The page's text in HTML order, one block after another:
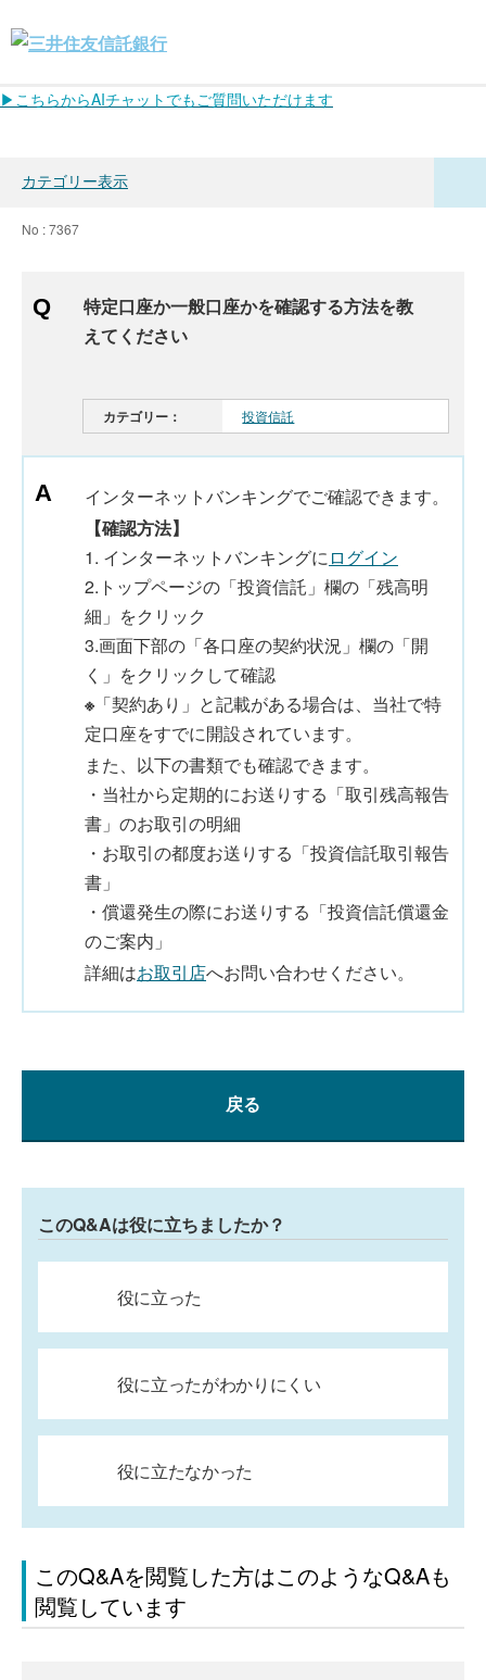
▶こちらからAIチャットでもご質問いただけます
カテゴリー表示
No : 7367
特定口座か一般口座かを確認する方法を教
えてください
カテゴリー： 投資信託
インターネットバンキングでご確認できます。
【確認方法】
1. インターネットバンキングにログイン
2.トップページの「投資信託」欄の「残高明
細」をクリック
3.画面下部の「各口座の契約状況」欄の「開
く」をクリックして確認
※ 「契約あり」と記載がある場合は、当社で特
定口座をすでに開設されています。
また、以下の書類でも確認できます。
・当社から定期的にお送りする「取引残高報告
書」のお取引の明細
・お取引の都度お送りする「投資信託取引報告
書」
・償還発生の際にお送りする「投資信託償還金
のご案内」
詳細はお取引店へお問い合わせください。
戻る
このQ&Aは役に立ちましたか？
役に立った
役に立ったがわかりにくい
役に立たなかった
このQ&Aを閲覧した方はこのようなQ&Aも
閲覧しています